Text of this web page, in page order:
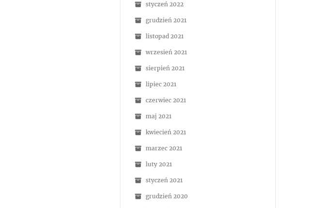
styczeń 2022
grudzień 2021
listopad 2021
wrzesień 2021
sierpień 2021
lipiec 2021
czerwiec 2021
maj 2021
kwiecień 2021
marzec 2021
luty 2021
styczeń 2021
grudzień 2020